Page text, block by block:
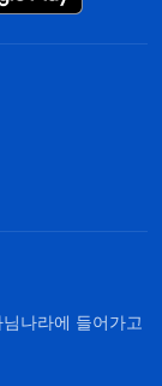
나라에 들어가고